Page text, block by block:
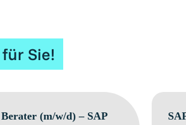
Sie!
(m/w/d) – SAP